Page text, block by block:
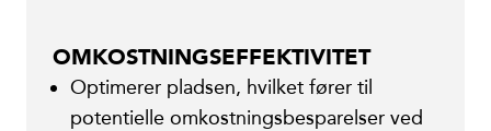
OMKOSTNINGSEFFEKTIVITET
Optimerer pladsen, hvilket fører til
potentielle omkostningsbesparelser ved